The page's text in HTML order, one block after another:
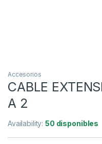
Accesorios
CABLE
A 2
Availability:50 disponibles